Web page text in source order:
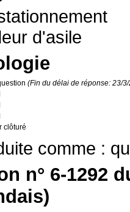
d'asile
(Fin du délai de réponse: 23/
clôturé
comme :
n° 6-1292